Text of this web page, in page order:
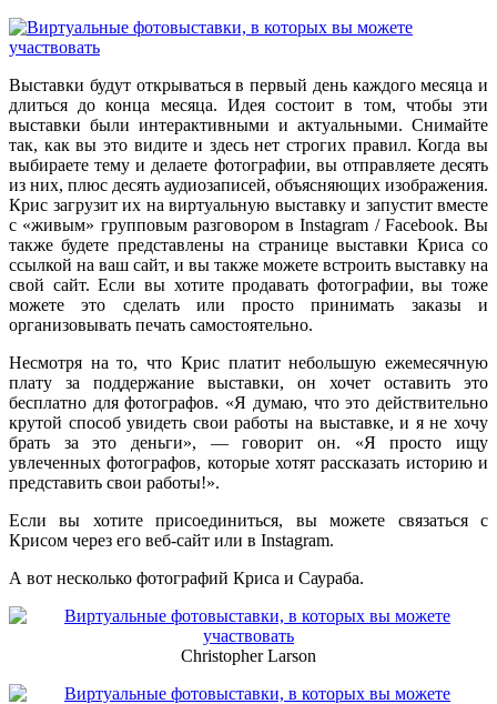
Выставки будут открыватьсяв первый день каждого месяца и
длиться до конца месяца. Идея состоит в том, чтобы эти
выставки были интерактивными и актуальными. Снимайте
так, как вы это видите и здесь нет строгих правил.Когда вы
выбираете тему и делаете фотографии, вы отправляете десять
из них, плюс десять аудиозаписей, объясняющих изображения.
Крис загрузит их на виртуальную выставку и запустит вместе
с «живым» групповым разговором в Instagram / Facebook. Вы
также будете представлены на странице выставки Криса со
ссылкой на ваш сайт, и вы также можете встроить выставку на
свой сайт. Если вы хотите продавать фотографии, вы тоже
можете это сделать или просто принимать заказы и
организовывать печать самостоятельно.
Несмотря на то, что Крис платит небольшую ежемесячную
плату за поддержание выставки, он хочет оставить это
бесплатно для фотографов. «Я думаю, что это действительно
крутой способ увидеть свои работы на выставке, и я не хочу
брать за это деньги», — говорит он. «Я просто ищу
увлеченных фотографов, которые хотят рассказать историю и
представить свои работы!».
Если вы хотите присоединиться, вы можете связаться с
Крисом через его веб-сайт или в Instagram.
А вот несколько фотографий Криса и Саураба.
Christopher Larson